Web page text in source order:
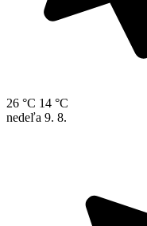
26 °C 14 °C
nedeľa 9. 8.